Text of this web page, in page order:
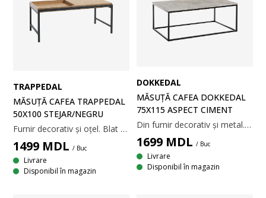
TRAPPEDAL
MĂSUȚĂ CAFEA TRAPPEDAL
50X100 STEJAR/NEGRU
Furnir decorativ și oțel. Blat reversibil. 50x100x40 cm
1499 MDL / Buc
Livrare
Disponibil în magazin
DOKKEDAL
MĂSUȚĂ CAFEA DOKKEDAL
75X115 ASPECT CIMENT
Din furnir decorativ și metal. 75x115x45 cm
1699 MDL / Buc
Livrare
Disponibil în magazin